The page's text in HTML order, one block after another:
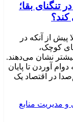
تنگنای بقا؛
کند؟
از آنکه در
کوچک،
نشان می‌دهند.
آوردن تا پایان
در اقتصاد یک